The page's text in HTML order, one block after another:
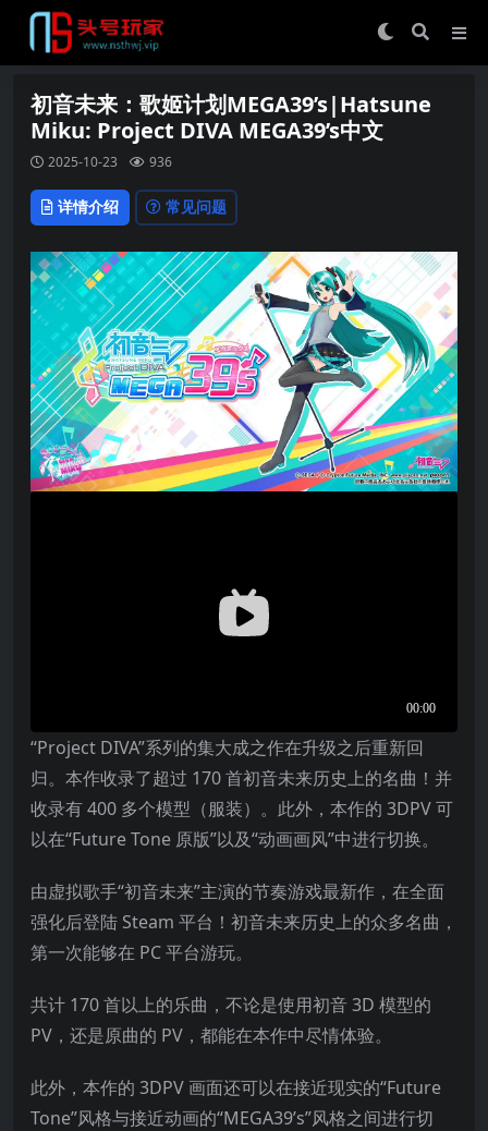
初音未来：歌姬计划MEGA39’s|Hatsune
Miku: Project DIVA MEGA39’s中文
2025-10-23 936
详情介绍 常见问题
“Project DIVA”系列的集大成之作在升级之后重新回
归。本作收录了超过 170 首初音未来历史上的名曲！并
收录有 400 多个模型（服装）。此外，本作的 3DPV 可
以在“Future Tone 原版”以及“动画画风”中进行切换。
由虚拟歌手“初音未来”主演的节奏游戏最新作，在全面
强化后登陆 Steam 平台！初音未来历史上的众多名曲，
第一次能够在 PC 平台游玩。
共计 170 首以上的乐曲，不论是使用初音 3D 模型的
PV，还是原曲的 PV，都能在本作中尽情体验。
此外，本作的 3DPV 画面还可以在接近现实的“Future
Tone”风格与接近动画的“MEGA39’s”风格之间进行切